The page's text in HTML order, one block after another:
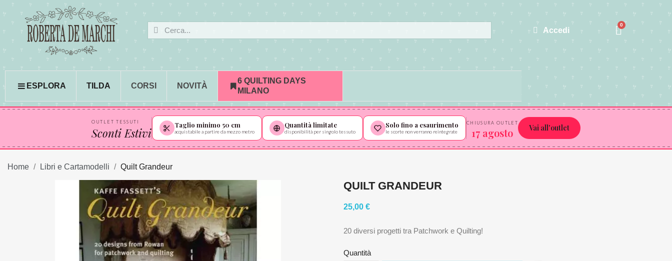
Accedi
ESPLORA TILDA CORSI NOVITÀ
6 QUILTING DAYS
MILANO
OUTLET TESSUTI
Sconti Estivi
Taglio minimo 50 cm
acquistabile a partire da mezzo metro
Quantità limitate
disponibilità per singolo tessuto
Solo fino a esaurimento
le scorte non verranno reintegrate
CHIUSURA OUTLET
17 agosto Vai all'outlet
Home Libri e Cartamodelli Quilt Grandeur
QUILT GRANDEUR
25,00 €
20 diversi progetti tra Patchwork e Quilting!
Quantità